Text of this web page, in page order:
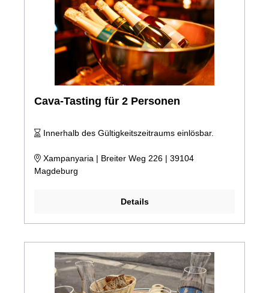
Cava-Tasting für 2 Personen
Innerhalb des Gültigkeitszeitraums einlösbar.
Xampanyaria | Breiter Weg 226 | 39104
Magdeburg
Details